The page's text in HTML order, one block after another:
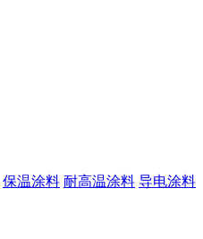
保温涂料 耐高温涂料 导电涂料